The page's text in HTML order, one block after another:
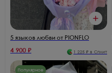
5 языков любви от PIONFLO
4 900 ₽ 1 225 ₽ в Сплит
Популярное